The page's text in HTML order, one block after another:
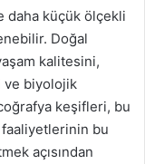
daha küçük ölçekli
Doğal
kalitesini,
ve biyolojik
keşifleri, bu
bu
açısından